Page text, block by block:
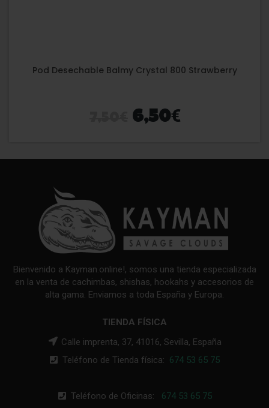
Pod Desechable Balmy Crystal 800 Strawberry
6,50€
Bienvenido a Kayman.online!, somos una tienda especializada
en la venta de cachimbas, shishas, hookahs y accesorios de
alta gama. Enviamos a toda España y Europa.
TIENDA FÍSICA
Calle imprenta, 37, 41016, Sevilla, España
Teléfono de Tienda física: 674 53 65 75
Teléfono de Oficinas: 674 53 65 75